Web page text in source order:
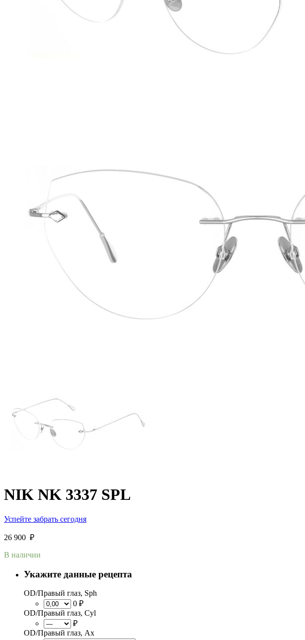
NIK NK 3337 SPL
Успейте забрать сегодня
26 900 ₽
В наличии
Укажите данные рецепта
OD/Правый глаз, Sph
0 ₽
OD/Правый глаз, Cyl
₽
OD/Правый глаз, Ax